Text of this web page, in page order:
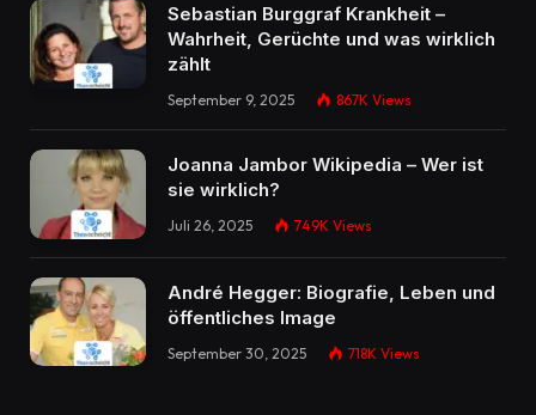
Sebastian Burggraf Krankheit –
Wahrheit, Gerüchte und was wirklich
zählt
September 9, 2025 867K Views
Joanna Jambor Wikipedia – Wer ist
sie wirklich?
Juli 26, 2025 749K Views
André Hegger: Biografie, Leben und
öffentliches Image
September 30, 2025 718K Views